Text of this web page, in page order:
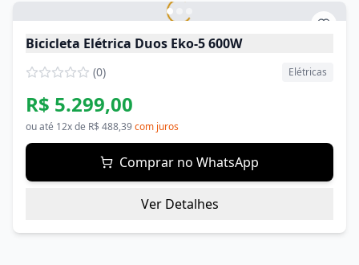
Bicicleta Elétrica Duos Eko-5 600W
(0) Elétricas
R$ 5.299,00
ou até 12x de R$ 488,39com juros
Comprar no WhatsApp
Ver Detalhes